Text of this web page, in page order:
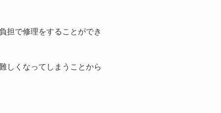
担で修理をすることができ
しくなってしまうことから